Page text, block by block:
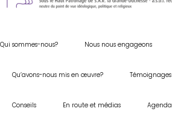
Qui sommes-nous? Nous nous engageons
Qu’avons-nous mis en œuvre? Témoignages
Conseils En route et médias Agenda